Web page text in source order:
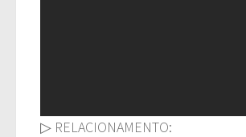
▷ RELACIONAMENTO: